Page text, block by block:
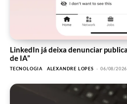
LinkedIn já deixa denunciar
de IA”
TECNOLOGIA ALEXANDRE LOPES - 06/08/2026